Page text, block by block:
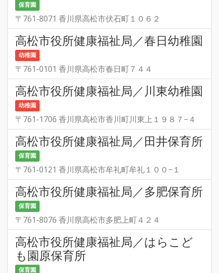
保育園
〒761-8071 香川県高松市伏石町１０６２
高松市役所健康福祉局／春日幼稚園
幼稚園
〒761-0101 香川県高松市春日町７４４
高松市役所健康福祉局／川東幼稚園
幼稚園
〒761-1706 香川県高松市香川町川東上１９８７−４
高松市役所健康福祉局／田井保育所
保育園
〒761-0121 香川県高松市牟礼町牟礼１００−１
高松市役所健康福祉局／多肥保育所
保育園
〒761-8076 香川県高松市多肥上町４２４
高松市役所健康福祉局／はらこど
も園原保育所
保育園